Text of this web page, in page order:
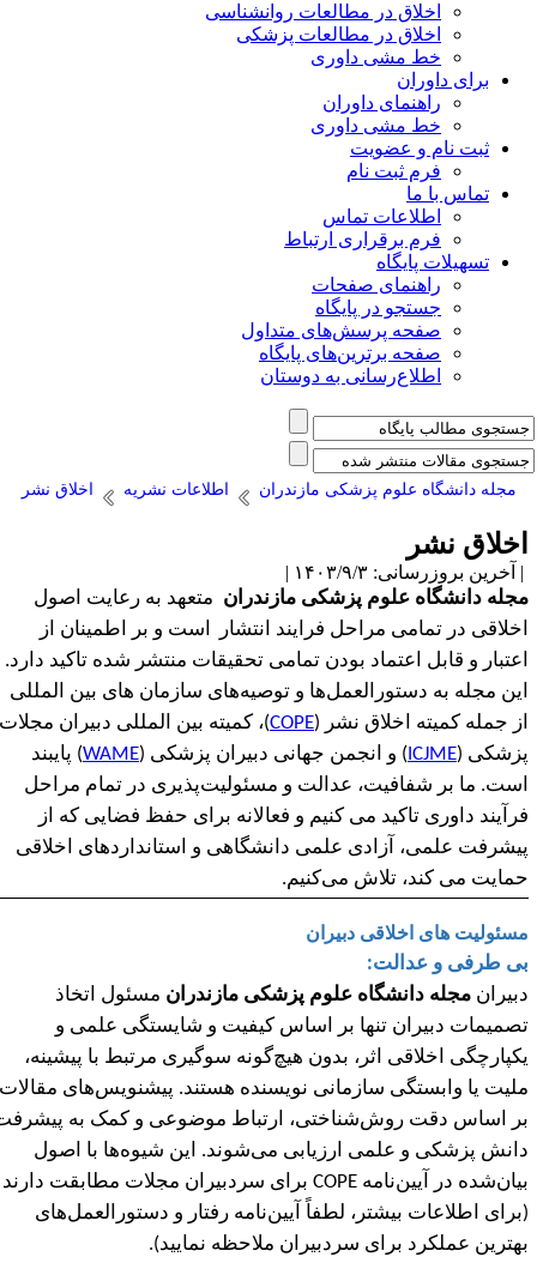
اخلاق در مطالعات روانشناسی
اخلاق در مطالعات پزشکی
خط مشی داوری
برای داوران
راهنمای داوران
خط مشی داوری
ثبت نام و عضویت
فرم ثبت نام
تماس با ما
اطلاعات تماس
فرم برقراری ارتباط
تسهیلات پایگاه
راهنمای صفحات
جستجو در پایگاه
صفحه پرسش‌های متداول
صفحه برترین‌های پایگاه
اطلاع‌رسانی به دوستان
مجله دانشگاه علوم پزشکی مازندران اطلاعات نشریه اخلاق نشر
نشر
بروزرسانی: ۱۴۰۳/۹/۳ |
دانشگاه علوم پزشکی مازندران متعهد به رعایت اصول
در تمامی مراحل فرایند انتشار استو بر اطمینان از
و قابل اعتماد بودن تمامی تحقیقات منتشر شده تاکید دارد.
مجله به دستورالعملها و توصیههای سازمان های بین المللی
جمله کمیته اخلاق نشر ( COPE)، کمیته بین المللی دبیران مجلات
(
ICJME) و انجمن جهانی دبیران پزشکی ( WAME) پایبند
ما بر شفافیت، عدالت و مسئولیتپذیری در تمام مراحل
داوری تاکید می کنیم و فعالانه برای حفظ فضایی که از
علمی، آزادی علمی دانشگاهی و استانداردهای اخلاقی
می کند، تلاش میکنیم.
های اخلاقی دبیران
طرفی و عدالت:
مجله دانشگاه علوم پزشکی مازندرانمسئول اتخاذ
دبیران تنها بر اساس کیفیت و شایستگی علمی و
اخلاقی اثر، بدون هیچگونه سوگیری مرتبط با پیشینه،
یا وابستگی سازمانی نویسنده هستند. پیشنویسهای مقالات
اساس دقت روش‌شناختی، ارتباط موضوعی و کمک به پیشرفت
پزشکی و علمی ارزیابی می‌شوند. این شیوه‌ها با اصول
در آیین‌نامهCOPEبرای سردبیران مجلات مطابقت دارند
اطلاعات بیشتر، لطفاً آیین‌نامه رفتار و دستورالعمل‌های
عملکرد برای سردبیران ملاحظه نمایید).